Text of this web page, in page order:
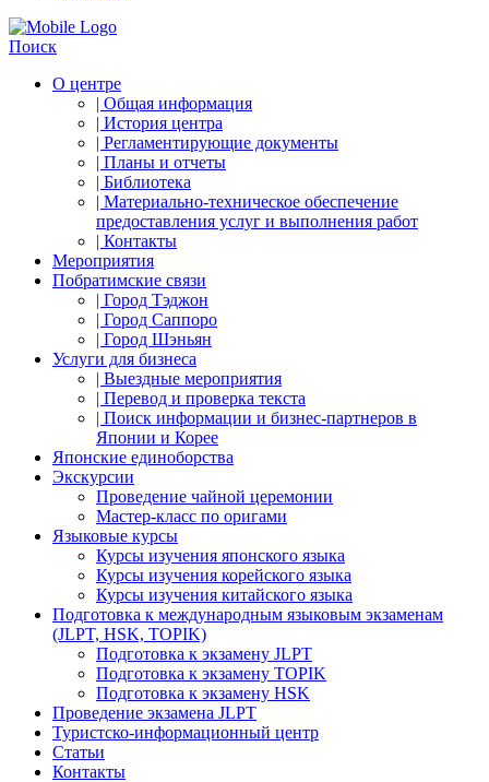
Поиск
О центре
| Общая информация
| История центра
| Регламентирующие документы
| Планы и отчеты
| Библиотека
| Материально-техническое обеспечение
предоставления услуг и выполнения работ
| Контакты
Мероприятия
Побратимские связи
| Город Тэджон
| Город Саппоро
| Город Шэньян
Услуги для бизнеса
| Выездные мероприятия
| Перевод и проверка текста
| Поиск информации и бизнес-партнеров в
Японии и Корее
Японские единоборства
Экскурсии
Проведение чайной церемонии
Мастер-класс по оригами
Языковые курсы
Курсы изучения японского языка
Курсы изучения корейского языка
Курсы изучения китайского языка
Подготовка к международным языковым экзаменам
(JLPT, HSK, TOPIK)
Подготовка к экзамену JLPT
Подготовка к экзамену TOPIK
Подготовка к экзамену HSK
Проведение экзамена JLPT
Туристско-информационный центр
Статьи
Контакты